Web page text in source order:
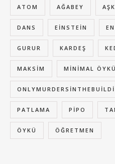
ATOM AĞABEY AŞK
DANS EINSTEIN
GURUR KARDEŞ
MAKSIM MINIMAL ÖYKÜ
PATLAMA PIPO
ÖYKÜ ÖĞRETMEN